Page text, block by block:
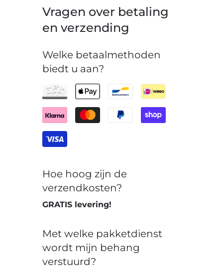
Vragen over betaling
en verzending
Welke betaalmethoden
biedt u aan?
Hoe hoog zijn de
verzendkosten?
GRATIS levering!
Met welke pakketdienst
wordt mijn behang
verstuurd?